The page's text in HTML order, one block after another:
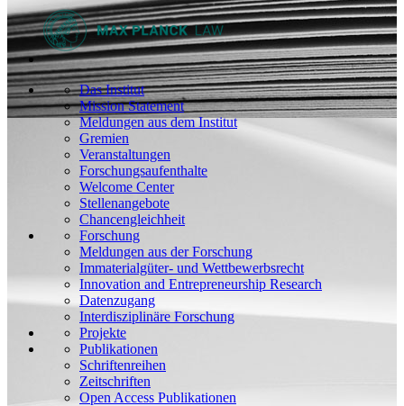
Das Institut
Mission Statement
Meldungen aus dem Institut
Gremien
Veranstaltungen
Forschungsaufenthalte
Welcome Center
Stellenangebote
Chancengleichheit
Forschung
Meldungen aus der Forschung
Immaterialgüter- und Wettbewerbsrecht
Innovation and Entrepreneurship Research
Datenzugang
Interdisziplinäre Forschung
Projekte
Publikationen
Schriftenreihen
Zeitschriften
Open Access Publikationen